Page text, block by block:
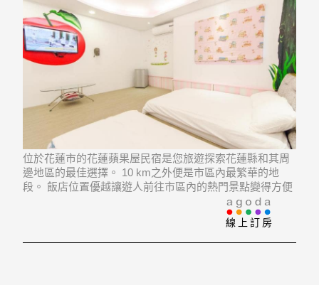
位於花蓮市的花蓮蘋果屋民宿是您旅遊探索花蓮縣和其周
邊地區的最佳選擇。 10 km之外便是市區內最繁華的地
段。 飯店位置優越讓遊人前往市區內的熱門景點變得方便
線上訂房